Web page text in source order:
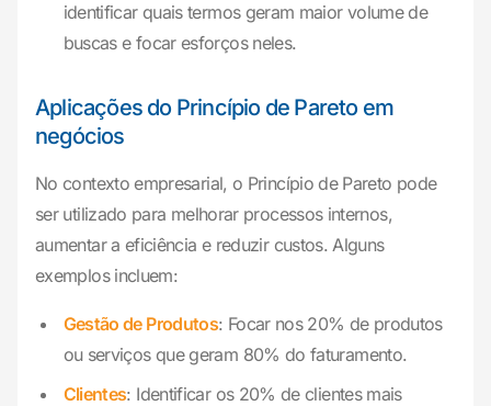
identificar quais termos geram maior volume de
buscas e focar esforços neles.
Aplicações do Princípio de Pareto em
negócios
No contexto empresarial, o Princípio de Pareto pode
ser utilizado para melhorar processos internos,
aumentar a eficiência e reduzir custos. Alguns
exemplos incluem:
Gestão de Produtos: Focar nos 20% de produtos
ou serviços que geram 80% do faturamento.
Clientes: Identificar os 20% de clientes mais